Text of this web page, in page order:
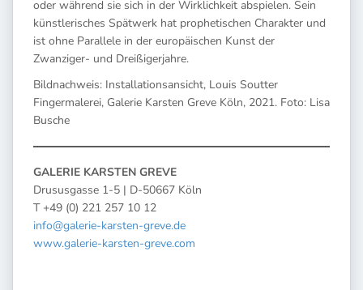
oder während sie sich in der Wirklichkeit abspielen. Sein
künstlerisches Spätwerk hat prophetischen Charakter und
ist ohne Parallele in der europäischen Kunst der
Zwanziger- und Dreißigerjahre.
Bildnachweis: Installationsansicht, Louis Soutter
Fingermalerei, Galerie Karsten Greve Köln, 2021. Foto: Lisa
Busche
GALERIE KARSTEN GREVE
Drususgasse 1-5 | D-50667 Köln
T +49 (0) 221 257 10 12
info@galerie-karsten-greve.de
www.galerie-karsten-greve.com